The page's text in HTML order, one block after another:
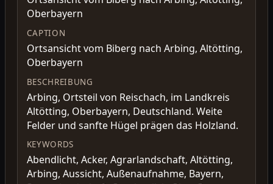
Oberbayern
CAPTION
Ortsansicht vom Biberg nach Arbing, Altötting,
Oberbayern
BESCHREIBUNG
Arbing, Ortsteil von Reischach, im Landkreis
Altötting, Oberbayern, Deutschland. Weite
Felder und sanfte Hügel prägen das Holzland.
KEYWORDS
Abendlicht, Acker, Agrarlandschaft, Altötting,
Arbing, Aussicht, Außenaufnahme, Bayern,